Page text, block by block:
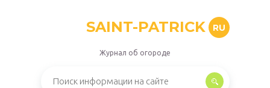
SAINT-PATRICK RU
Журнал об огороде